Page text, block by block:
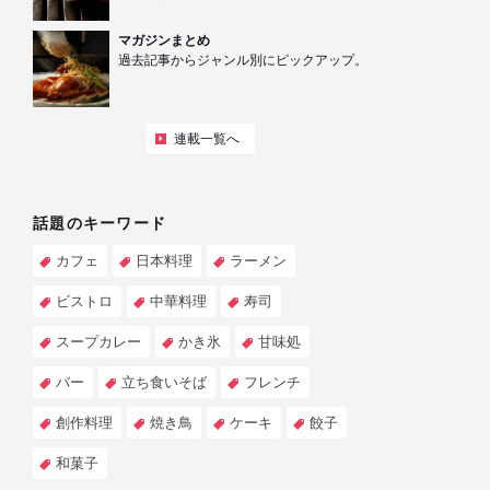
マガジンまとめ
過去記事からジャンル別にピックアップ。
連載一覧へ
話題のキーワード
カフェ 日本料理 ラーメン
ビストロ 中華料理 寿司
スープカレー かき氷 甘味処
バー 立ち食いそば フレンチ
創作料理 焼き鳥 ケーキ 餃子
和菓子